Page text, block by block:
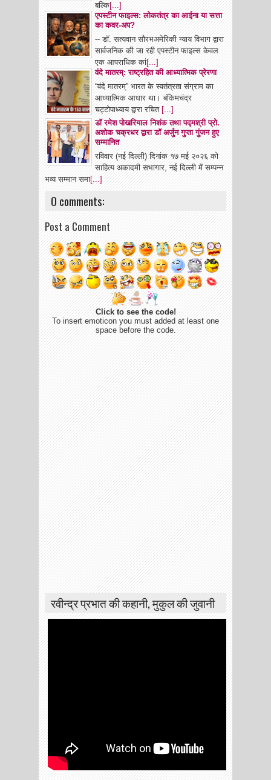
बल्कि[...]
एपस्टीन फाइल्स: लोकतंत्र का आईना या सत्ता
का कवर-अप?
-- डॉ. सत्यवान सौरभअमेरिकी न्याय विभाग द्वारा
सार्वजनिक की जा रही एपस्टीन फाइल्स केवल
एक आपराधिक कां[...]
वंदे मातरम्: राष्ट्रहित की आध्यात्मिक प्रेरणा
“वंदे मातरम्” भारत के स्वतंत्रता संग्राम का
आध्यात्मिक आधार था। बंकिमचंद्र
चट्टोपाध्याय द्वारा रचित [...]
डॉ रमेश पोखरियाल निशंक तथा पद्मश्री प्रो.
अशोक चक्रधर द्वारा डॉ अर्जुन गुप्ता गुंजन हुए
सम्मानित
रविवार (नई दिल्ली) दिनांक १७ मई २०२६ को
साहित्य अकादमी सभागार, नई दिल्ली में सम्पन्न
भव्य सम्मान समा[...]
0 comments:
Post a Comment
Click to see the code!
To insert emoticon you must added at least one
space before the code.
रवीन्द्र प्रभात की कहानी, मुकुल की जुवानी